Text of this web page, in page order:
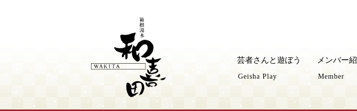
芸者さんと遊ぼう
Geisha Play
メンバー
Member